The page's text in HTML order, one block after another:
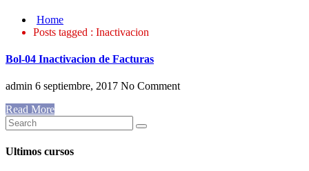
Home
Posts tagged : Inactivacion
Bol-04 Inactivacion de Facturas
admin 6 septiembre, 2017 No Comment
Read More
Ultimos cursos